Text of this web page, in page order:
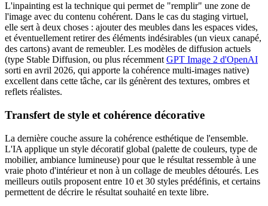
L'inpainting est la technique qui permet de "remplir" une zone de
l'image avec du contenu cohérent. Dans le cas du staging virtuel,
elle sert à deux choses : ajouter des meubles dans les espaces vides,
et éventuellement retirer des éléments indésirables (un vieux canapé,
des cartons) avant de remeubler. Les modèles de diffusion actuels
(type Stable Diffusion, ou plus récemment GPT Image 2 d'OpenAI
sorti en avril 2026, qui apporte la cohérence multi-images native)
excellent dans cette tâche, car ils génèrent des textures, ombres et
reflets réalistes.
Transfert de style et cohérence décorative
La dernière couche assure la cohérence esthétique de l'ensemble.
L'IA applique un style décoratif global (palette de couleurs, type de
mobilier, ambiance lumineuse) pour que le résultat ressemble à une
vraie photo d'intérieur et non à un collage de meubles détourés. Les
meilleurs outils proposent entre 10 et 30 styles prédéfinis, et certains
permettent de décrire le résultat souhaité en texte libre.